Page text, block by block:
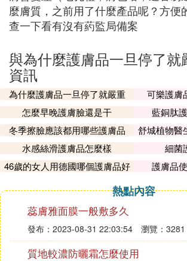
麼膚質，之前用了什麼產品呢？方便
查一下看有沒有葯監局備案
與為什麼護膚品一旦停了就
資訊
為什麼護膚品一旦停了就嚴重
可樂護膚
怎麼早晚護膚臉還是干
藍銅肽
冬季擦臉應該都用哪些護膚品
舒城植物醫
水感絲滑護膚品怎麼樣
細菌
46歲的女人用德國哪個護膚品好
護膚品
熱點內容
蕊膚雅面膜一般敷多久
發布：2023-08-31 22:03:54 瀏覽：3281
質地較濃防曬霜怎麼使用